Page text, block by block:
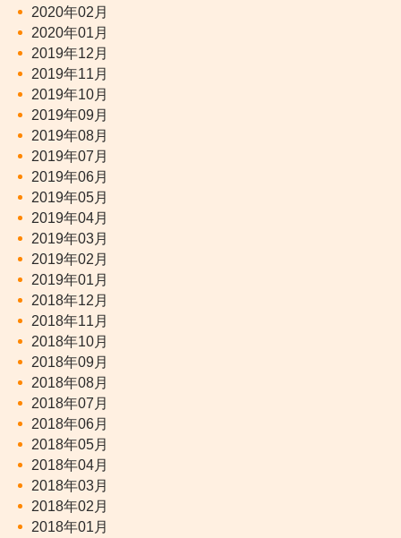
2020年02月
2020年01月
2019年12月
2019年11月
2019年10月
2019年09月
2019年08月
2019年07月
2019年06月
2019年05月
2019年04月
2019年03月
2019年02月
2019年01月
2018年12月
2018年11月
2018年10月
2018年09月
2018年08月
2018年07月
2018年06月
2018年05月
2018年04月
2018年03月
2018年02月
2018年01月